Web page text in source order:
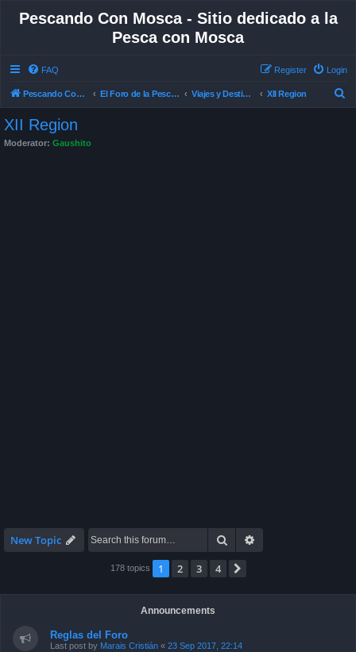
Pescando Con Mosca - Sitio dedicado a la
Pesca con Mosca
FAQ Login
Register
Pescando Con Mosca El Foro de la Pesca con Mosca en Chile Viajes y Destinos de Pesca XII Region
XII Region
Moderator: Gaushito
New Topic Search
178 topics 1 2 3 4
Announcements
Reglas del Foro
Last post by Marais Cristián « 23 Sep 2017, 22:14